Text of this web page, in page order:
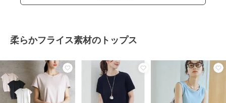
柔らかフライス素材のトップス